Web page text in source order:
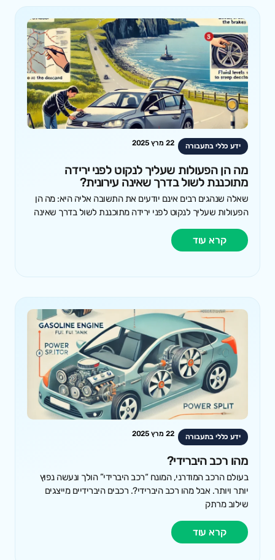
ידע כללי בתעבורה 22 מרץ 2025
מה הן הפעולות שעליך לנקוט לפני ירידה
מתוכננת לשול בדרך שאינה עירונית?
שאלה שנהגים רבים אינם יודעים את התשובה אליה היא: מה הן
הפעולות שעליך לנקוט לפני ירידה מתוכננת לשול בדרך שאינה
קרא עוד
ידע כללי בתעבורה 22 מרץ 2025
מהו רכב היברידי?
בעולם הרכב המודרני, המונח “רכב היברידי” הולך ונעשה נפוץ
יותר ויותר. אבל מהו רכב היברידי?. רכבים היברידיים מייצגים
שילוב מרתק
קרא עוד